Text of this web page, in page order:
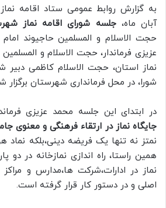
به گزارش روابط عمومی ستاد اقامه
آبان ماه،جلسه شورای اقامه نماز
حجت الاسلام و المسلمین حاجیوند
عزیزی فرماندار، حجت الاسلام و
نماز استان، حجت الاسلام کاظمی دبیر
شورا، در محل فرمانداری شهرستان برگزار
در ابتدای این جلسه محمد عزیزی
جایگاه نماز در ارتقاء فرهنگی و معنوی
نمتز نه تنها یک فریضه دینی،بلکه
همین راستا، راه اندازی نمازخانه در دو
نماز در ادارات،شرکت ها،مدارس و
اصلی و در دستور کار قرار گرفته است.